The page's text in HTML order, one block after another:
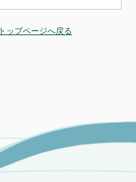
トップページへ戻る